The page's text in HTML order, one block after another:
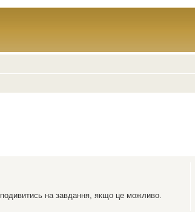
на завдання, якщо це можливо.